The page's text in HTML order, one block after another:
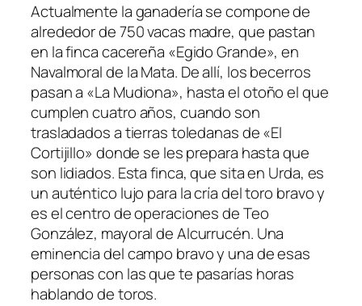
Actualmente la ganadería se compone de
alrededor de 750 vacas madre, que pastan
en la finca cacereña «Egido Grande», en
Navalmoral de la Mata. De allí, los becerros
pasan a «La Mudiona», hasta el otoño el que
cumplen cuatro años, cuando son
trasladados a tierras toledanas de «El
Cortijillo» donde se les prepara hasta que
son lidiados. Esta finca, que sita en Urda, es
un auténtico lujo para la cría del toro bravo y
es el centro de operaciones de Teo
González, mayoral de Alcurrucén. Una
eminencia del campo bravo y una de esas
personas con las que te pasarías horas
hablando de toros.